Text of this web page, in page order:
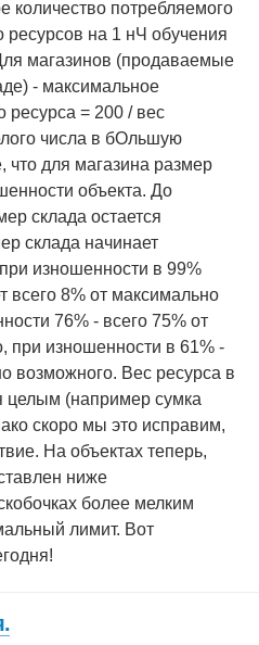
количество потребляемого
ресурсов на 1 нЧ обучения
магазинов (продаваемые
- максимальное
ресурса = 200 / вес
числа в бОльшую
что для магазина размер
объекта. До
склада остается
склада начинает
изношенности в 99%
всего 8% от максимально
76% - всего 75% от
при изношенности в 61% -
возможного. Вес ресурса в
целым (например сумка
скоро мы это исправим,
На объектах теперь,
ниже
более мелким
лимит. Вот